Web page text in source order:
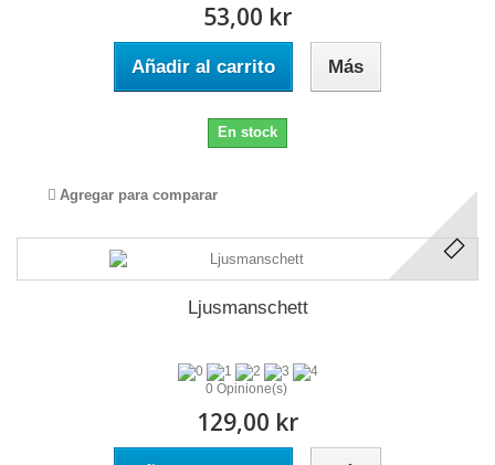
53,00 kr
Añadir al carrito Más
En stock
Agregar para comparar
Ljusmanschett
0 Opinione(s)
129,00 kr